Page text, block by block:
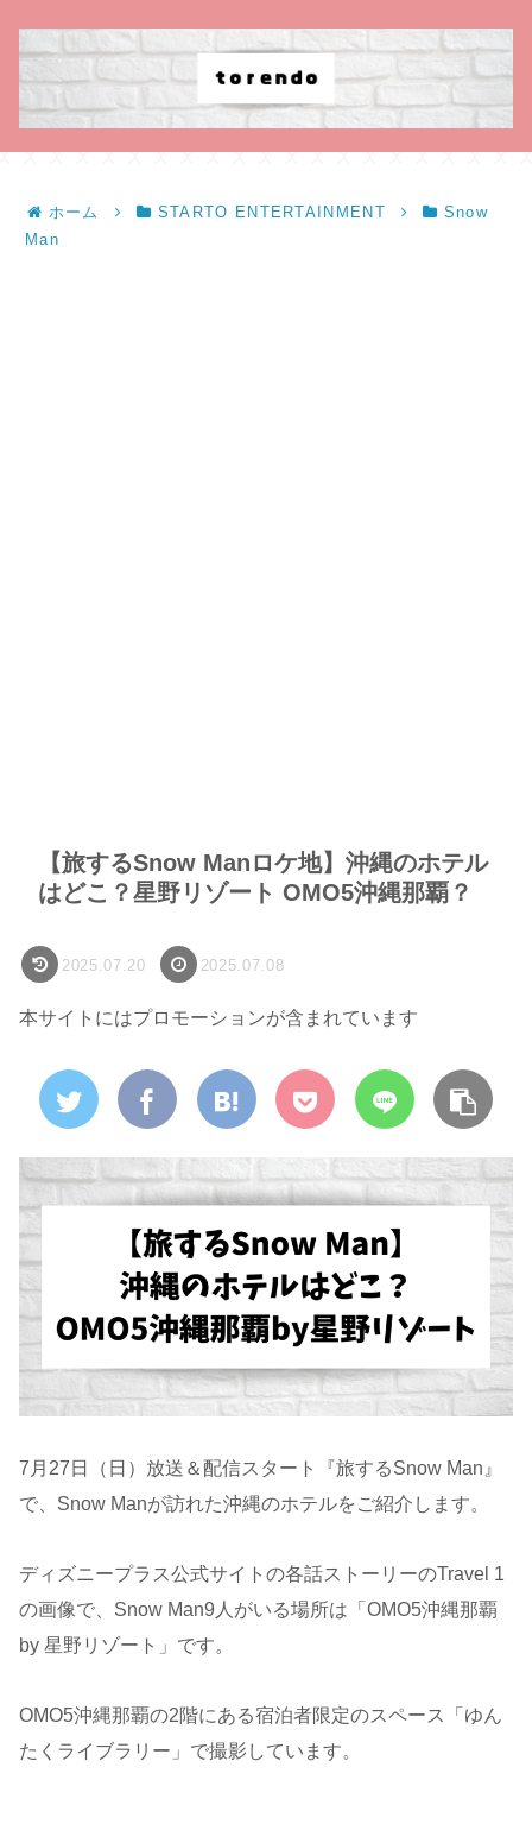
ホーム STARTO ENTERTAINMENT
Snow
Man
【旅するSnow Manロケ地】沖縄のホテル
はどこ？星野リゾート OMO5沖縄那覇？
2025.07.20 2025.07.08
本サイトにはプロモーションが含まれています
7月27日（日）放送＆配信スタート『旅するSnow Man』
で、Snow Manが訪れた沖縄のホテルをご紹介します。
ディズニープラス公式サイトの各話ストーリーのTravel 1
の画像で、Snow Man9人がいる場所は「OMO5沖縄那覇
by 星野リゾート」です。
OMO5沖縄那覇の2階にある宿泊者限定のスペース「ゆん
たくライブラリー」で撮影しています。